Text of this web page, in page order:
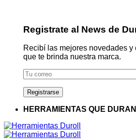
Registrate al News de
Recibí las mejores novedades y
que te brinda nuestra marca.
HERRAMIENTAS QUE